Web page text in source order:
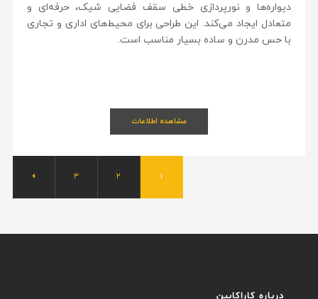
دیواره‌ها و نورپردازی خطی سقف فضایی شیک، حرفه‌ای و
متعادل ایجاد می‌کند. این طراحی برای محیط‌های اداری و تجاری
با حس مدرن و ساده بسیار مناسب است.
مشاهده اطلاعات
۱ ۲ ۳
درباره کاراکابین